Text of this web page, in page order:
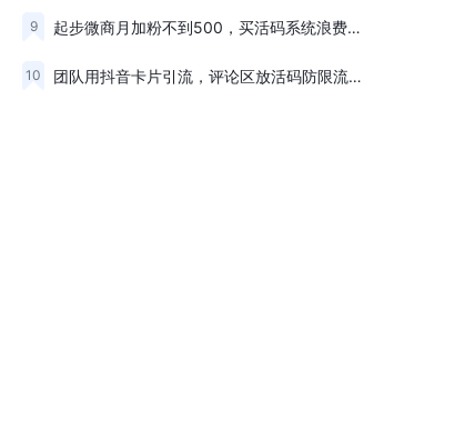
9 起步微商月加粉不到500，买活码系统浪费钱吗？
10 团队用抖音卡片引流，评论区放活码防限流与检测屏蔽精选榜单